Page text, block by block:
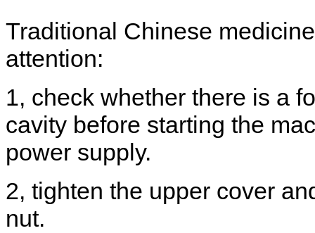
Traditional Chinese
attention:
1, check whether there is a
cavity before starting the
power supply.
2, tighten the upper cover
nut.